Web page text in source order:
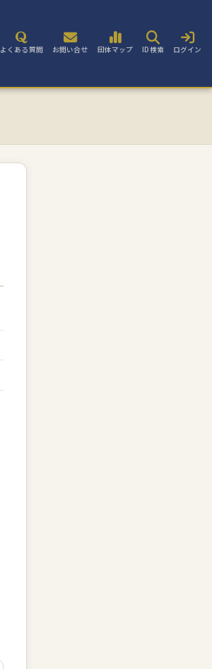
よくある質問 お問い合せ 団体マップ ID検索 ログイン